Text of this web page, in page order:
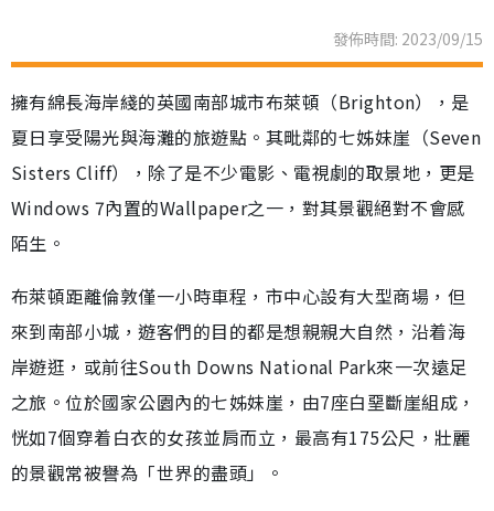
發佈時間: 2023/09/15
擁有綿長海岸綫的英國南部城市布萊頓（Brighton），是
夏日享受陽光與海灘的旅遊點。其毗鄰的七姊妹崖（Seven
Sisters Cliff），除了是不少電影、電視劇的取景地，更是
Windows 7內置的Wallpaper之一，對其景觀絕對不會感
陌生。
布萊頓距離倫敦僅一小時車程，市中心設有大型商場，但
來到南部小城，遊客們的目的都是想親親大自然，沿着海
岸遊逛，或前往South Downs National Park來一次遠足
之旅。位於國家公園內的七姊妹崖，由7座白堊斷崖組成，
恍如7個穿着白衣的女孩並肩而立，最高有175公尺，壯麗
的景觀常被譽為「世界的盡頭」。